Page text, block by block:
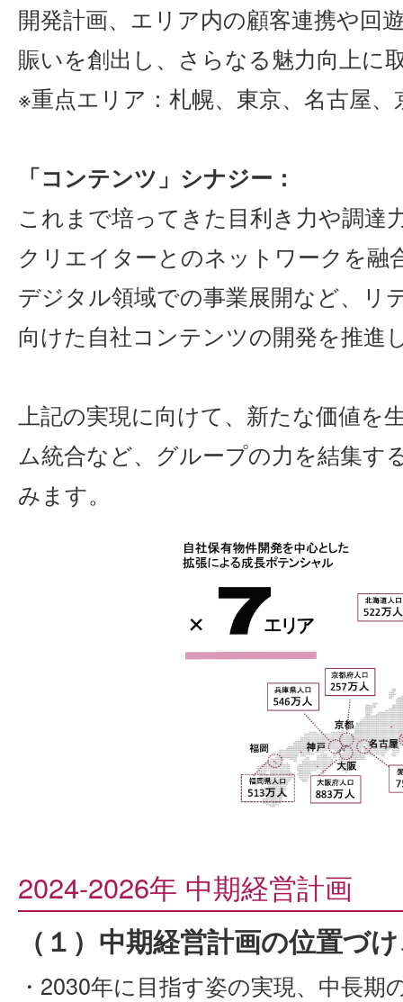
開発計画、エリア内の顧客連携や回
賑いを創出し、さらなる魅力向上に
※重点エリア：札幌、東京、名古屋
「コンテンツ」シナジー：
これまで培ってきた目利き力や調達
クリエイターとのネットワークを融
デジタル領域での事業展開など、リ
向けた自社コンテンツの開発を推進
上記の実現に向けて、新たな価値を
ム統合など、グループの力を結集す
みます。
2024-2026年 中期経営計画
（１）中期経営計画の位置づ
・2030年に目指す姿の実現、中長